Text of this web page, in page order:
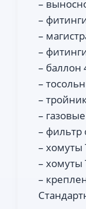
–
–
–
–
– баллон
–
–
–
– фильтр
– хомуты
– хомуты
–